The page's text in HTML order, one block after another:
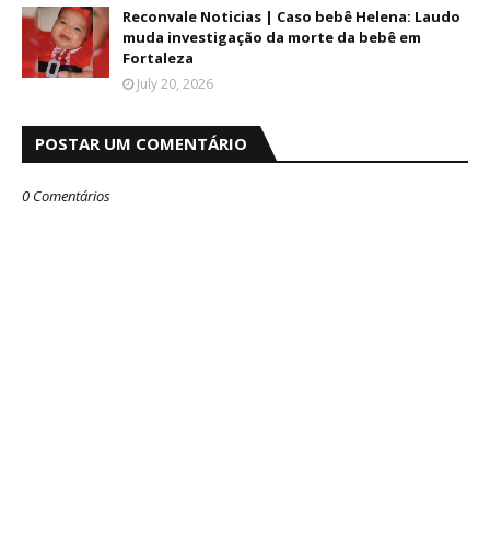
Reconvale Noticias | Caso bebê Helena: Laudo
muda investigação da morte da bebê em
Fortaleza
July 20, 2026
POSTAR UM COMENTÁRIO
0 Comentários